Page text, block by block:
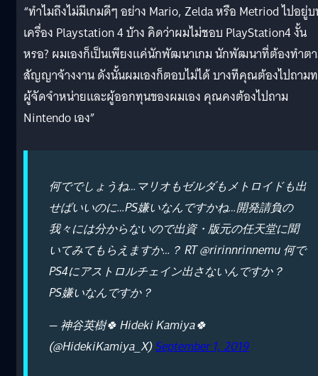
“ทำไมถึงไม่มีเกมดีๆ อย่าง Mario, Zelda หรือ Metriod ไปอยู่
เครื่อง Playstation 4 บ้าง คิดว่าผมไม่ชอบ PlayStation4 งั้น
หรอ? ผมเองก็เป็นเพียงแค่นักพัฒนาเกม นักพัฒนาที่ต้องทำต
สัญญาจ้างงาน ดังนั้นผมเองก็ตอบไม่ได้ บางทีคุณต้องไปถาม
ผู้จัดจำหน่ายและผู้ออกทุนของผมเอง คุณคงต้องไปถาม
Nintendo เอง”
何ででしょうね…マリオもゼルダもメトロイドも出
せばいいのに…PS嫌いなんですかね…開発請負の
我々には分からないので出資・版元の任天堂に聞
いてみてもらえますか…？ RT @ririnnrinnemu 何で
PS4にアストロルチェイン出さないんですか？
PS嫌いなんですか？
— 神谷英樹🍀 Hideki Kamiya🍀
(@HidekiKamiya_X)September 1, 2019